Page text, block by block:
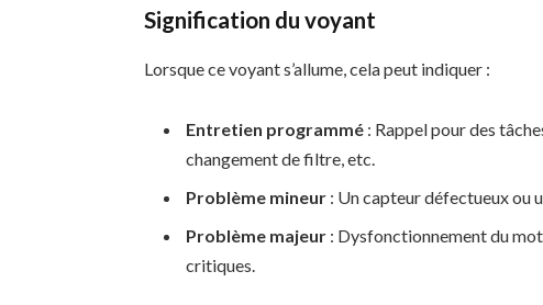
Signification du voyant
Lorsque ce voyant s’allume, cela peut indiquer :
Entretien programmé : Rappel pour des
changement de filtre, etc.
Problème mineur : Un capteur défectueux ou
Problème majeur : Dysfonctionnement du
critiques.